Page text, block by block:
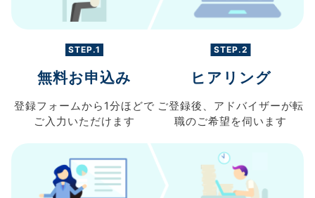
STEP.1
無料お申込み
登録フォームから 1分ほどで
ご入力 いただけます
STEP.2
ヒアリング
ご登録後、 アドバイザーが転
職のご希望を伺います